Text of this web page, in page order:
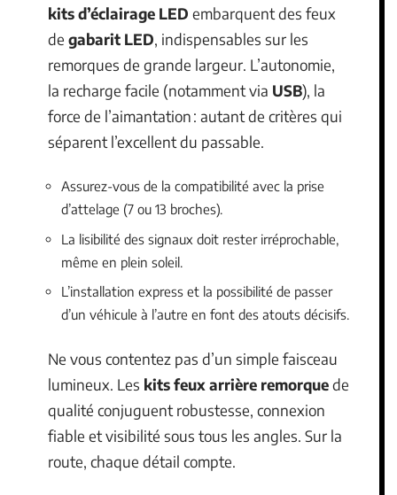
kits d’éclairage LED embarquent des feux
de gabarit LED, indispensables sur les
remorques de grande largeur. L’autonomie,
la recharge facile (notamment via USB), la
force de l’aimantation : autant de critères qui
séparent l’excellent du passable.
Assurez-vous de la compatibilité avec la prise
d’attelage (7 ou 13 broches).
La lisibilité des signaux doit rester irréprochable,
même en plein soleil.
L’installation express et la possibilité de passer
d’un véhicule à l’autre en font des atouts décisifs.
Ne vous contentez pas d’un simple faisceau
lumineux. Les kits feux arrière remorquede
qualité conjuguent robustesse, connexion
fiable et visibilité sous tous les angles. Sur la
route, chaque détail compte.